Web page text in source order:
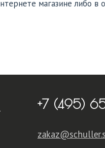
магазине либо в
+7 (495)